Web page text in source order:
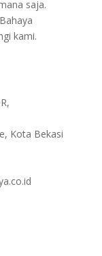
saja.
kami.
Kota Bekasi